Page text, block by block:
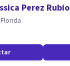
Perez Rubio
Florida